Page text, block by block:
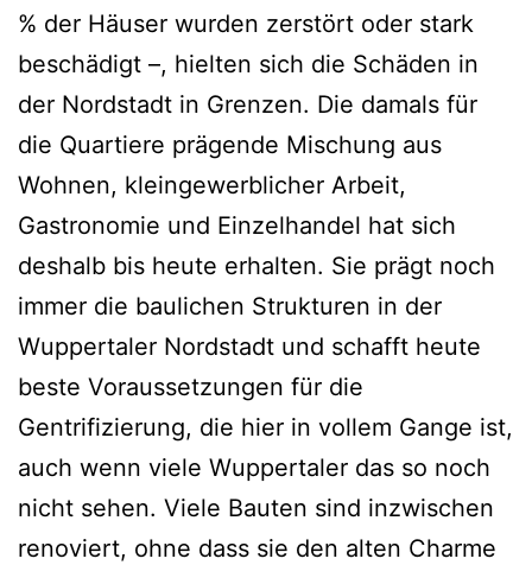
% der Häuser wurden zerstört oder stark
beschädigt –, hielten sich die Schäden in
der Nordstadt in Grenzen. Die damals für
die Quartiere prägende Mischung aus
Wohnen, kleingewerblicher Arbeit,
Gastronomie und Einzelhandel hat sich
deshalb bis heute erhalten. Sie prägt noch
immer die baulichen Strukturen in der
Wuppertaler Nordstadt und schafft heute
beste Voraussetzungen für die
Gentrifizierung, die hier in vollem Gange ist,
auch wenn viele Wuppertaler das so noch
nicht sehen. Viele Bauten sind inzwischen
renoviert, ohne dass sie den alten Charme